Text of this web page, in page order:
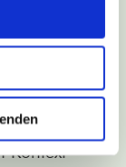
individuellen
Kontext